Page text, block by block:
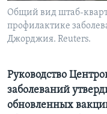
Языки
Общий вид штаб-
профилактике
Джорджия. Reuters.
Руководство
заболеваний
обновленных